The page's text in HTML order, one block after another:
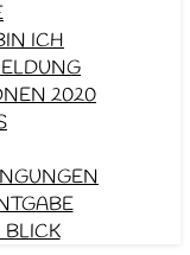
ICH
2020
BLICK